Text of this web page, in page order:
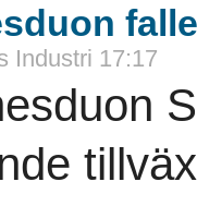
Industri 17:17